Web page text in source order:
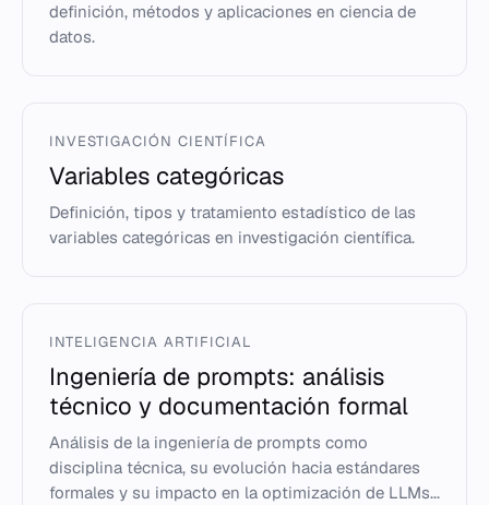
definición, métodos y aplicaciones en ciencia de
datos.
INVESTIGACIÓN CIENTÍFICA
Variables categóricas
Definición, tipos y tratamiento estadístico de las
variables categóricas en investigación científica.
INTELIGENCIA ARTIFICIAL
Ingeniería de prompts: análisis
técnico y documentación formal
Análisis de la ingeniería de prompts como
disciplina técnica, su evolución hacia estándares
formales y su impacto en la optimización de LLMs...